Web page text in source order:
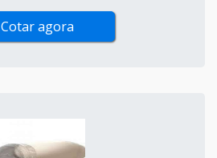
Cotar agora